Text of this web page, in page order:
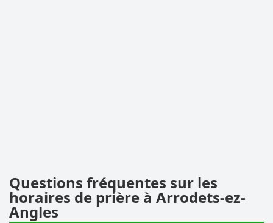
Questions fréquentes sur les
horaires de prière à Arrodets-ez-
Angles